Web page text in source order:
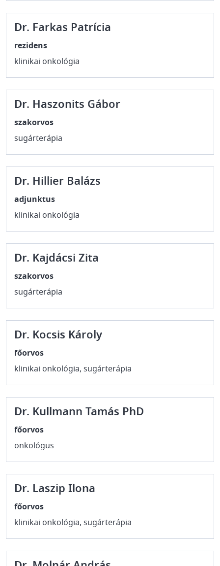
Dr. Farkas Patrícia
rezidens
klinikai onkológia
Dr. Haszonits Gábor
szakorvos
sugárterápia
Dr. Hillier Balázs
adjunktus
klinikai onkológia
Dr. Kajdácsi Zita
szakorvos
sugárterápia
Dr. Kocsis Károly
főorvos
klinikai onkológia, sugárterápia
Dr. Kullmann Tamás PhD
főorvos
onkológus
Dr. Laszip Ilona
főorvos
klinikai onkológia, sugárterápia